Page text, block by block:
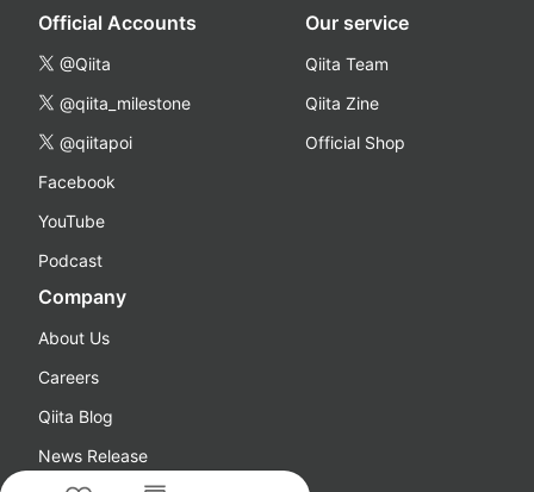
Official Accounts
@Qiita
@qiita_milestone
@qiitapoi
Facebook
YouTube
Podcast
Our service
Qiita Team
Qiita Zine
Official Shop
Company
About Us
Careers
Qiita Blog
News Release